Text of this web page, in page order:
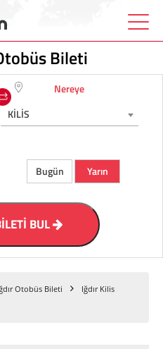
Bileti
Nereye
KİLİS
Bugün
Yarın
BUL
Otobüs Bileti
Iğdır Kilis